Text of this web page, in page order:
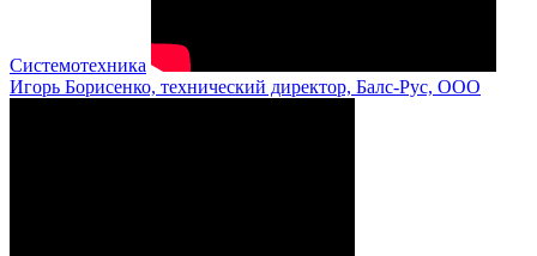
Системотехника
Игорь Борисенко, технический директор, Балс-Рус, ООО